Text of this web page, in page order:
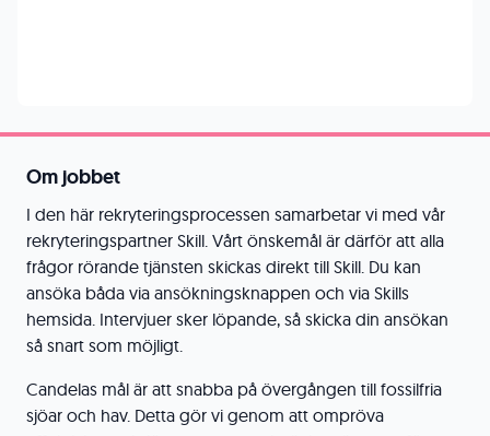
Om jobbet
I den här rekryteringsprocessen samarbetar vi med vår
rekryteringspartner Skill. Vårt önskemål är därför att alla
frågor rörande tjänsten skickas direkt till Skill. Du kan
ansöka båda via ansökningsknappen och via Skills
hemsida. Intervjuer sker löpande, så skicka din ansökan
så snart som möjligt.
Candelas mål är att snabba på övergången till fossilfria
sjöar och hav. Detta gör vi genom att ompröva